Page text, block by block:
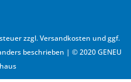
zzgl.Versandkosten und ggf.
beschrieben | © 2020 GENEU